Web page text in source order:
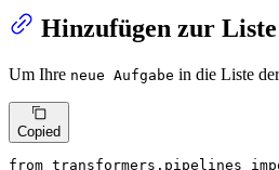
Hinzufügen zur
Um Ihre neue Aufgabe in die Liste
Copied
from transformers.pipelines